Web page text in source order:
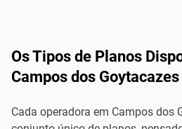
Os Tipos de Planos
Campos dos Goytacazes
Cada operadora em Campos dos